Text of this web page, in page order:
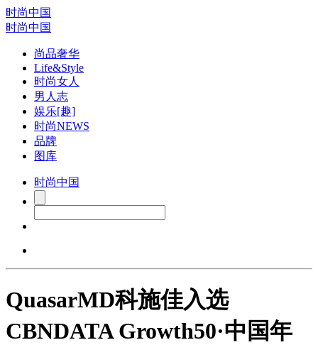
时尚中国
时尚中国
尚品奢华
Life&Style
时尚女人
男人志
娱乐[趣]
时尚NEWS
品牌
图库
时尚中国
QuasarMD科施佳入选
CBNDATA Growth50·中国年